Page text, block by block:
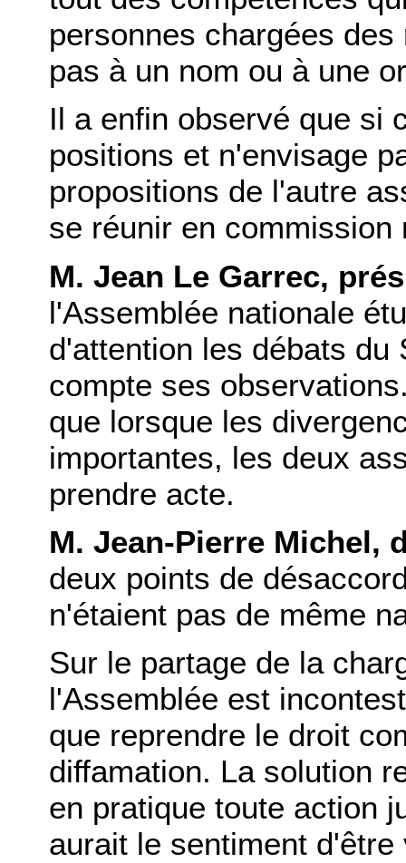
personnes chargées
pas à un nom ou à une
Il a enfin observé que si
positions et n'envisage
propositions de l'autre
se réunir en commission
M. Jean Le Garrec,
l'Assemblée nationale
d'attention les débats du
compte ses
que lorsque les
importantes, les deux
prendre acte.
M. Jean-Pierre Michel,
deux points de
n'étaient pas de même
Sur le partage de la
l'Assemblée est
que reprendre le droit
diffamation. La solution
en pratique toute action
aurait le sentiment